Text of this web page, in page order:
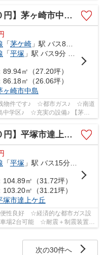
ヶ崎市中島4期 中古戸建
「茅ケ崎」駅 バス8分 「中島」 停歩5分
「平塚 」駅 バス9分 「中島（茅ヶ崎市）」 停歩5分
㎡（27.20坪）
86.18㎡（26.06坪）
ヶ崎市中島
浅物件です♪ ☆都市ガス♪ ☆南道
中学区♪ ☆充実の設備♪ 【茅ヶ
丘第4 新築一戸建て 2号棟 全2棟
「平塚 」駅 バス15分 「向原（平塚市）」 停歩3分
104.89㎡（31.72坪）
103.20㎡（31.21坪）
塚市達上ケ丘
便性良好 ☆経済的な都市ガス設
2台可能 ☆耐震＋制震装置設
物件♪ 【平塚...
次の30件へ